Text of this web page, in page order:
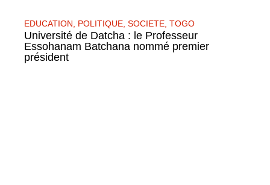
EDUCATION POLITIQUE SOCIETE TOGO
Université de Datcha : le Professeur
Essohanam Batchana nommé premier
président